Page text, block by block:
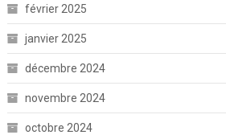
février 2025
janvier 2025
décembre 2024
novembre 2024
octobre 2024